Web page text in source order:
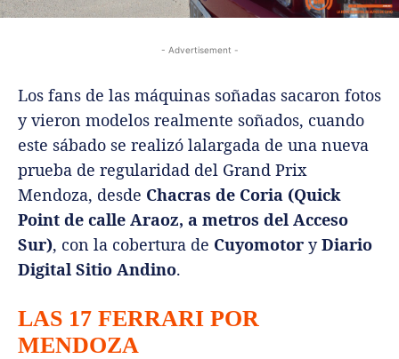
- Advertisement -
Los fans de las máquinas soñadas sacaron fotos
y vieron modelos realmente soñados, cuando
este sábado se realizó lalargada de una nueva
prueba de regularidad del Grand Prix
Mendoza, desde Chacras de Coria (Quick
Point de calle Araoz, a metros del Acceso
Sur), con la cobertura de Cuyomotor yDiario
Digital Sitio Andino.
LAS 17 FERRARI POR
MENDOZA